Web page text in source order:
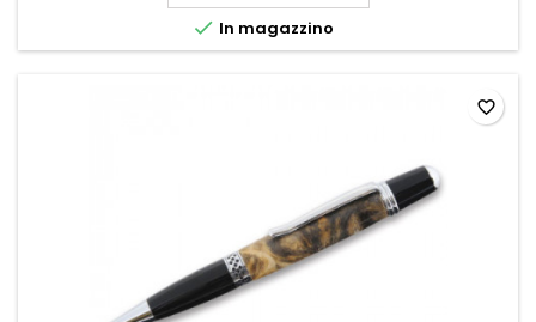
 In magazzino
favorite_border